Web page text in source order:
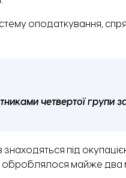
оподаткування,
четвертої групи
під
оброблялося майже два